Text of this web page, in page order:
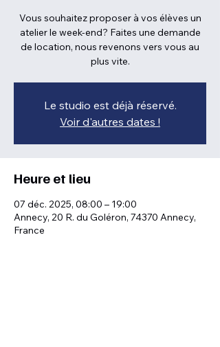
Vous souhaitez proposer à vos élèves un
atelier le week-end? Faites une demande
de location, nous revenons vers vous au
plus vite.
Le studio est déjà réservé.
Voir d'autres dates !
Heure et lieu
07 déc. 2025, 08:00 – 19:00
Annecy, 20 R. du Goléron, 74370 Annecy,
France